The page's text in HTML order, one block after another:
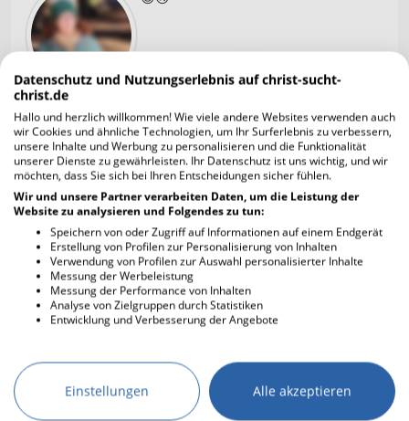
(Nutzer gelöscht)
30.08.2022 23:29
Diese "Sanktionen" haben noch nie
das bewirkt, was man damit
erreichen wollte.
Haben diese Sanktionen den Krieg
sofort beendet?-NEIN
Hat es Putin irgendwie beeindruckt,
oder ein Umdenken bewirkt?-NEIN
Sind wir eingentlich selbst die sanktionierten?-JA
Ja, Karibusana,
die Welt steht kopf!
Datenschutz und Nutzungserlebnis auf christ-sucht-
christ.de
Hallo und herzlich willkommen! Wie viele andere Websites verwenden auch
wir Cookies und ähnliche Technologien, um Ihr Surferlebnis zu verbessern,
unsere Inhalte und Werbung zu personalisieren und die Funktionalität
unserer Dienste zu gewährleisten. Ihr Datenschutz ist uns wichtig, und wir
möchten, dass Sie sich bei Ihren Entscheidungen sicher fühlen.
Wir und unsere Partner verarbeiten Daten, um die Leistung der
Website zu analysieren und Folgendes zu tun:
Speichern von oder Zugriff auf Informationen auf einem Endgerät
Erstellung von Profilen zur Personalisierung von Inhalten
Verwendung von Profilen zur Auswahl personalisierter Inhalte
Messung der Werbeleistung
Messung der Performance von Inhalten
Analyse von Zielgruppen durch Statistiken
Entwicklung und Verbesserung der Angebote
Einstellungen Alle akzeptieren